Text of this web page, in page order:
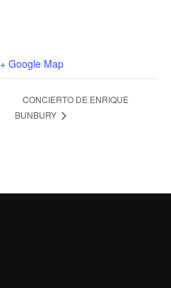
+ Google Map
CONCIERTO DE ENRIQUE
BUNBURY